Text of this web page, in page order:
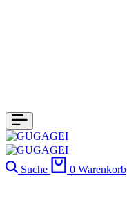
Suche 0 Warenkorb